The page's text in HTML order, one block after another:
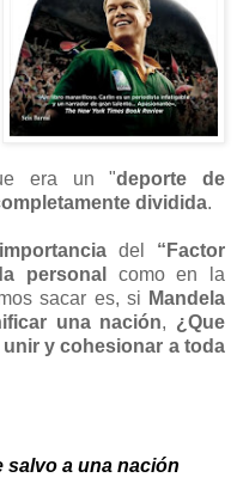
era un "deporte de
dividida.
importanciadel “Factor
personal como en la
sacar es, si Mandela
una nación, ¿Que
y cohesionar a toda
salvo a una nación